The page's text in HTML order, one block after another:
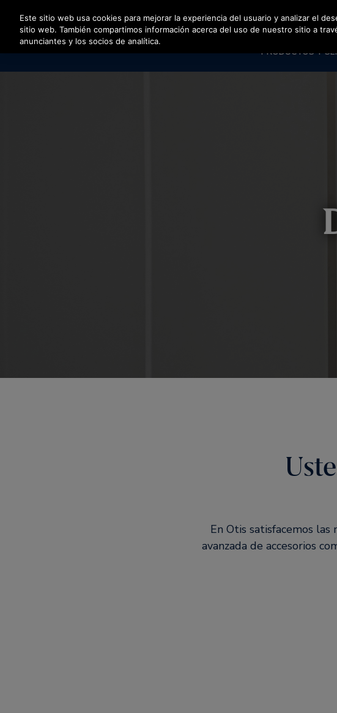
Pulse Intro para saltar al contenido principal
PRODUCTOS Y
En Otis satisfacemos las
avanzada de accesorios
Este sitio web usa cookies para mejorar la experiencia del usuario y analizar el
sitio web. También compartimos información acerca del uso de nuestro sitio a
anunciantes y los socios de analítica.